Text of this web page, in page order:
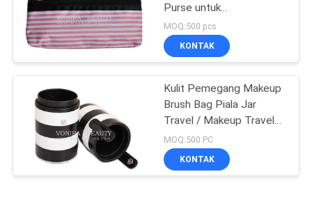
Koleksi Kuas Rias
Purse untuk
Penyimpanan logo
Pribadi
MOQ:500 pcs
KONTAK
Kulit Pemegang Makeup
Brush Bag Piala Jar
Travel / Makeup Travel
Case
MOQ:500 PC
KONTAK